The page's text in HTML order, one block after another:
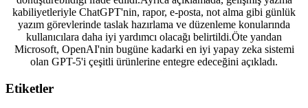
kabiliyetleriyle ChatGPT'nin, rapor, e-posta, not alma gibi günlük
yazım görevlerinde taslak hazırlama ve düzenleme konularında
kullanıcılara daha iyi yardımcı olacağı belirtildi.Öte yandan
Microsoft, OpenAI'nin bugüne kadarki en iyi yapay zeka sistemi
olan GPT-5'i çeşitli ürünlerine entegre edeceğini açıkladı.
Etiketler